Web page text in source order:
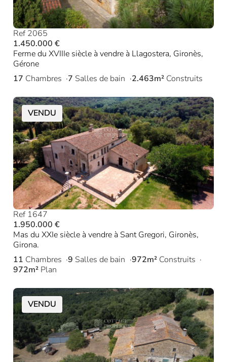
Ref 2065
1.450.000 €
Ferme du XVIIIe siècle à vendre à Llagostera, Gironès,
Gérone
17 Chambres 7 Salles de bain 2.463m² Construits
VENDU
Ref 1647
1.950.000 €
Mas du XXIe siècle à vendre à Sant Gregori, Gironès,
Girona.
11 Chambres 9 Salles de bain 972m² Construits
972m² Plan
VENDU